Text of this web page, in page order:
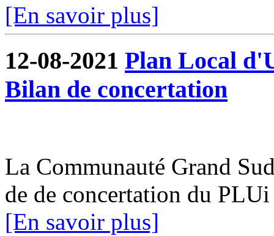
[En savoir plus]
12-08-2021 Plan Local
Bilan de concertation
La Communauté Grand
de de concertation du
[En savoir plus]